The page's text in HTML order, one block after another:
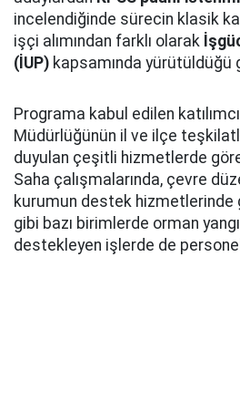
incelendiğinde sürecin klasik
işçi alımından farklı olarak
(İUP) kapsamında yürütüldüğü
Programa kabul edilen
Müdürlüğünün il ve ilçe
duyulan çeşitli hizmetlerde
Saha çalışmalarında, çevre
kurumun destek hizmetlerinde
gibi bazı birimlerde orman
destekleyen işlerde de